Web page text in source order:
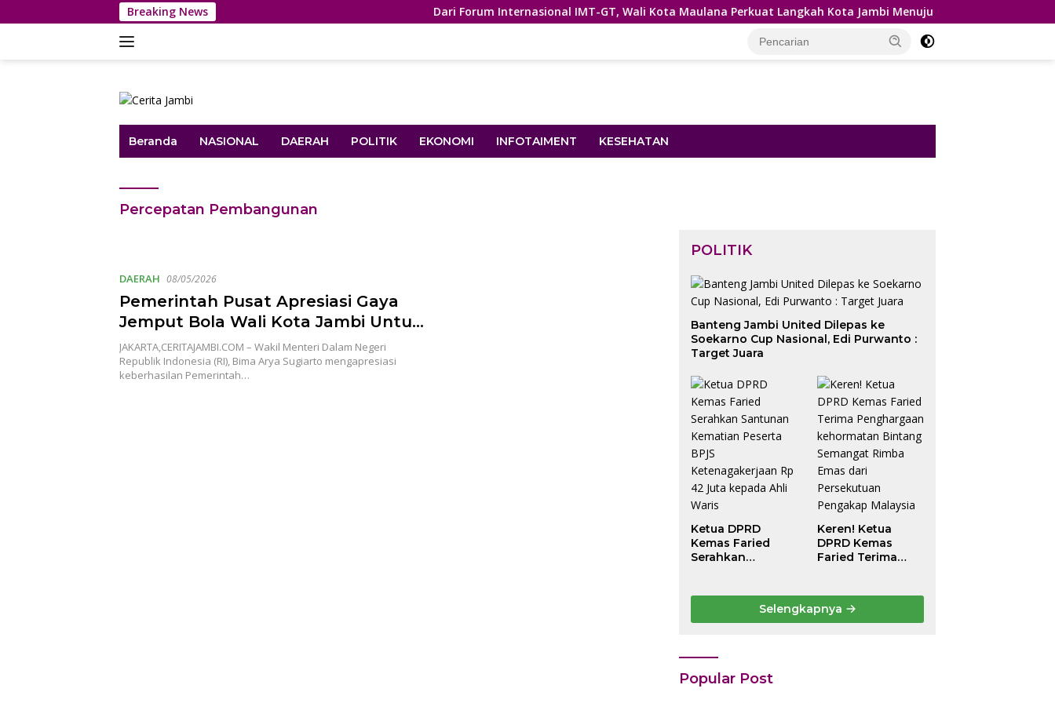
ke
Breaking News Dari Forum Internasional IMT-GT, Wali Kota Maulana Perkuat Langkah Kota Jambi Menuju Green City
Beranda NASIONAL DAERAH POLITIK EKONOMI INFOTAIMENT KESEHATAN
Percepatan Pembangunan
DAERAH 08/05/2026
Pemerintah Pusat Apresiasi Gaya
Jemput Bola Wali Kota Jambi Untuk
Percepatan Pembangunan
JAKARTA,CERITAJAMBI.COM – Wakil Menteri Dalam Negeri
Republik Indonesia (RI), Bima Arya Sugiarto mengapresiasi
keberhasilan Pemerintah…
POLITIK
Banteng Jambi United Dilepas ke
Soekarno Cup Nasional, Edi Purwanto :
Target Juara
Ketua DPRD
Kemas Faried
Serahkan
BPJS
Ketenagakerjaan
Rp 42 Juta
Keren! Ketua
DPRD Kemas
Faried Terima
Bintang
Semangat Rimba
Emas dari
Selengkapnya
Popular Post